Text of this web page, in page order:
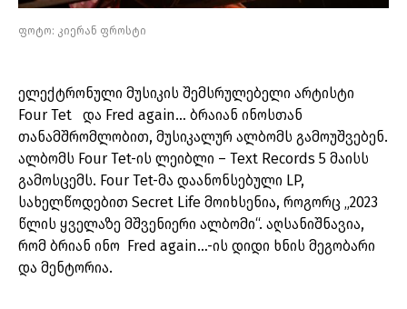
ფოტო: კიერან ფროსტი
ელექტრონული მუსიკის შემსრულებელი არტისტი
Four Tet და Fred again… ბრაიან ინოსთან
თანამშრომლობით, მუსიკალურ ალბომს გამოუშვებენ.
ალბომს Four Tet-ის ლეიბლი – Text Records 5 მაისს
გამოსცემს. Four Tet-მა დაანონსებული LP,
სახელწოდებით Secret Life მოიხსენია, როგორც „2023
წლის ყველაზე მშვენიერი ალბომი“. აღსანიშნავია,
რომ ბრიან ინო Fred again…-ის დიდი ხნის მეგობარი
და მენტორია.